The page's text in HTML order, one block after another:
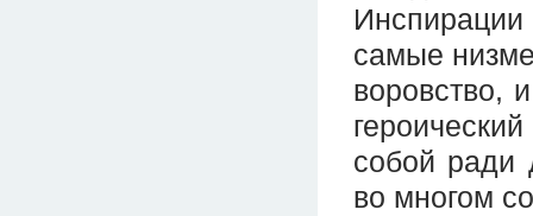
самые
воровство,
собой ради
во многом